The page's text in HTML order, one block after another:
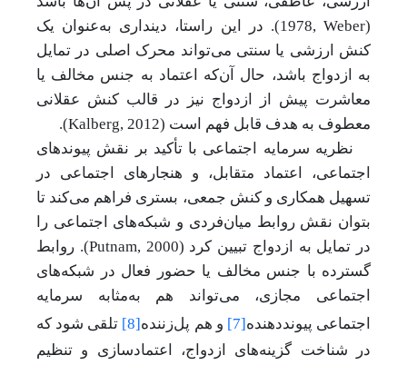
(
Weber
,
1978). در این راستا، دینداری به‌عنوان یک
کنش ارزشی یا سنتی می‌تواند محرک اصلی در تمایل
به ازدواج باشد، حال آن‌که اعتماد به جنس مخالف یا
معاشرت پیش از ازدواج نیز در قالب کنش عقلانی
معطوف به هدف قابل فهم است (Kalberg, 2012
).
نظریه سرمایه اجتماعی با تأکید بر نقش پیوندهای
اجتماعی، اعتماد متقابل، و هنجارهای اجتماعی در
تسهیل همکاری و کنش جمعی، بستری فراهم می‌کند تا
بتوان نقش روابط میان‌فردی و شبکه‌های اجتماعی را
در تمایل به ازدواج تبیین کرد (Putnam, 2000). روابط
گسترده با جنس مخالف یا حضور فعال در شبکه‌های
اجتماعی مجازی، می‌تواند هم به‌مثابه سرمایه
اجتماعی پیونددهنده [7] و هم پل‌زننده [8] تلقی شود که
در شناخت گزینه‌های ازدواج، اعتمادسازی و تنظیم